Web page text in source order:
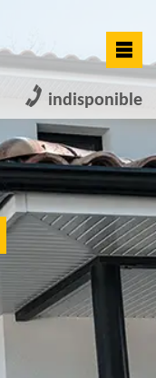
indisponible